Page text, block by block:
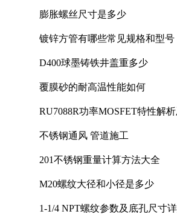
膨胀螺丝尺寸是多少
镀锌方管有哪些常见规格和型号
D400球墨铸铁井盖重多少
覆膜砂的耐高温性能如何
RU7088R功率MOSFET特性解
不锈钢通风 管道施工
201不锈钢重量计算方法大全
M20螺纹大径和小径是多少
1-1/4 NPT螺纹参数及底孔尺寸